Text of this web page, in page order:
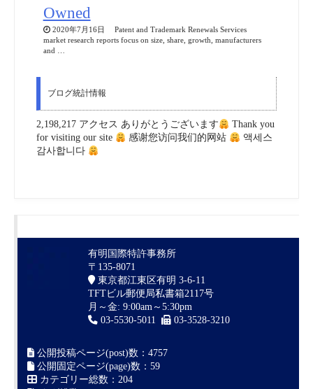
Owned
2020年7月16日 Patent and Trademark Renewals Services
market research reports focus on size, share, growth, manufacturers
and …
ブログ統計情報
2,198,217 アクセス ありがとうございます
Thank you
for visiting our site
感谢您访问我们的网站
액세스
감사합니다
有明国際特許事務所
〒135-8071
東京都江東区有明 3-6-11
TFTビル郵便局私書箱2117号
月～金: 9:00am～5:30pm
03-5530-5011
03-3528-3210
公開投稿ページ(post)数：4757
公開固定ページ(page)数：59
カテゴリー総数：204